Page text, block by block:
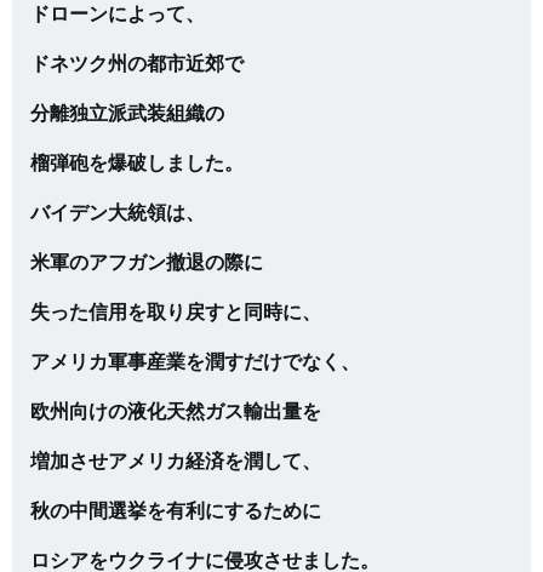
ドローンによって、
ドネツク州の都市近郊で
分離独立派武装組織の
榴弾砲を爆破しました。
バイデン大統領は、
米軍のアフガン撤退の際に
失った信用を取り戻すと同時に、
アメリカ軍事産業を潤すだけでなく、
欧州向けの液化天然ガス輸出量を
増加させアメリカ経済を潤して、
秋の中間選挙を有利にするために
ロシアをウクライナに侵攻させました。